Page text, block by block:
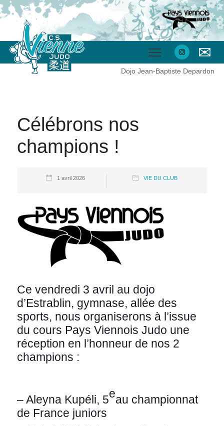
✉
Dojo Jean-Baptiste Depardon
Célébrons nos
champions !
1 avril 2026 VIE DU CLUB
Ce vendredi 3 avril au dojo
d’Estrablin, gymnase, allée des
sports, nous organiserons à l’issue
du cours Pays Viennois Judo une
réception en l’honneur de nos 2
champions :
– Aleyna Kupéli, 5eau championnat
de France juniors